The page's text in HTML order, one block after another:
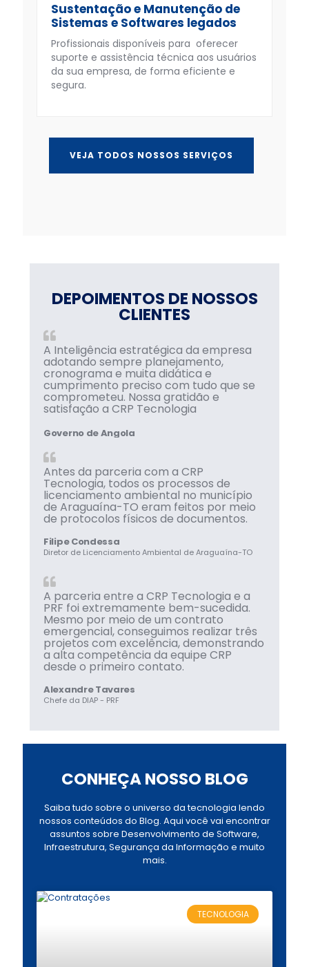
Sustentação e Manutenção de
Sistemas e Softwares legados
Profissionais disponíveis para oferecer
suporte e assistência técnica aos usuários
da sua empresa, de forma eficiente e
segura.
VEJA TODOS NOSSOS SERVIÇOS
DEPOIMENTOS DE NOSSOS
CLIENTES
A Inteligência estratégica da empresa
adotando sempre planejamento,
cronograma e muita didática e
cumprimento preciso com tudo que se
comprometeu. Nossa gratidão e
satisfação a CRP Tecnologia
Governo de Angola
Antes da parceria com a CRP
Tecnologia, todos os processos de
licenciamento ambiental no município
de Araguaína-TO eram feitos por meio
de protocolos físicos de documentos.
Filipe Condessa
Diretor de Licenciamento Ambiental de Araguaína-TO
A parceria entre a CRP Tecnologia e a
PRF foi extremamente bem-sucedida.
Mesmo por meio de um contrato
emergencial, conseguimos realizar três
projetos com excelência, demonstrando
a alta competência da equipe CRP
desde o primeiro contato.
Alexandre Tavares
Chefe da DIAP - PRF
CONHEÇA NOSSO BLOG
Saiba tudo sobre o universo da tecnologia lendo
nossos conteúdos do Blog. Aqui você vai encontrar
assuntos sobre Desenvolvimento de Software,
Infraestrutura, Segurança da Informação e muito
mais.
TECNOLOGIA